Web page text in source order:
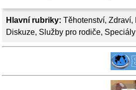
Hlavní rubriky: Těhotenství, Zdraví,
Diskuze, Služby pro rodiče, Speciály